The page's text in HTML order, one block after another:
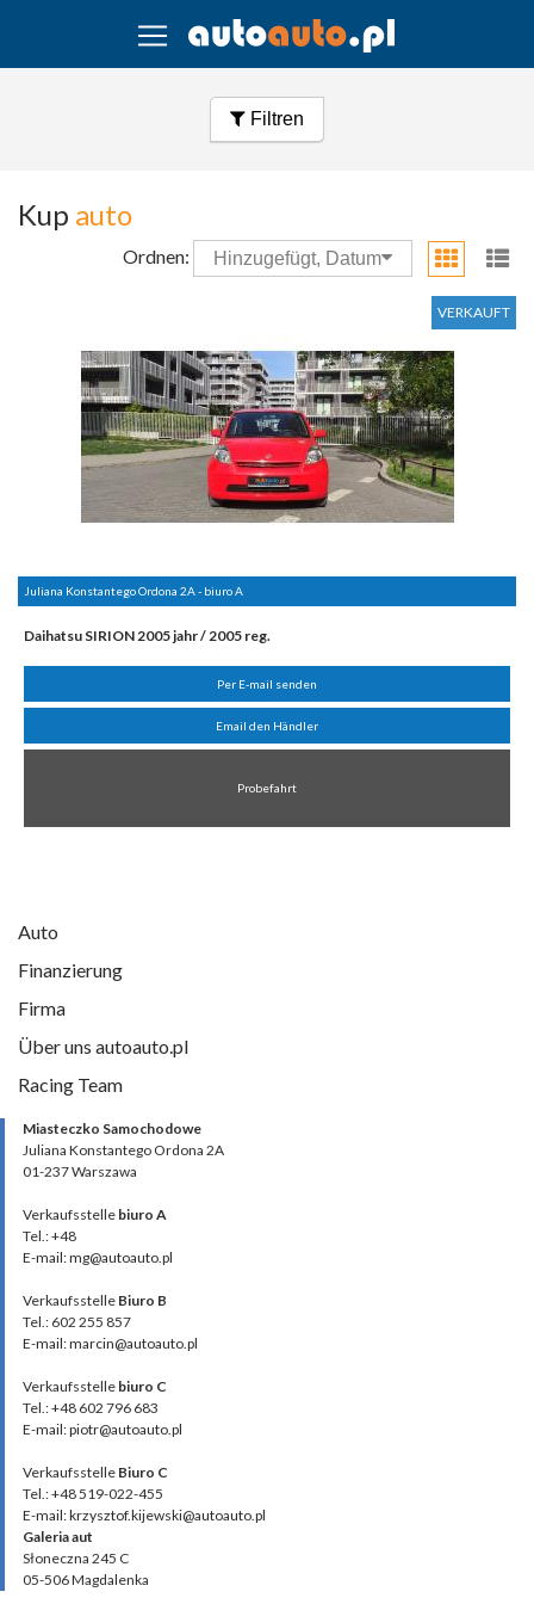
Filtren
Kup auto
Ordnen: Hinzugefügt, Datum
VERKAUFT
Juliana Konstantego Ordona 2A - biuro A
Daihatsu SIRION 2005 jahr / 2005 reg.
Per E-mail senden
Email den Händler
Probefahrt
Auto
Finanzierung
Firma
Über uns autoauto.pl
Racing Team
Miasteczko Samochodowe
Juliana Konstantego Ordona 2A
01-237 Warszawa
Verkaufsstelle biuro A
Tel.: +48
E-mail: mg@autoauto.pl
Verkaufsstelle Biuro B
Tel.: 602 255 857
E-mail: marcin@autoauto.pl
Verkaufsstelle biuro C
Tel.: +48 602 796 683
E-mail: piotr@autoauto.pl
Verkaufsstelle Biuro C
Tel.: +48 519-022-455
E-mail: krzysztof.kijewski@autoauto.pl
Galeria aut
Słoneczna 245 C
05-506 Magdalenka